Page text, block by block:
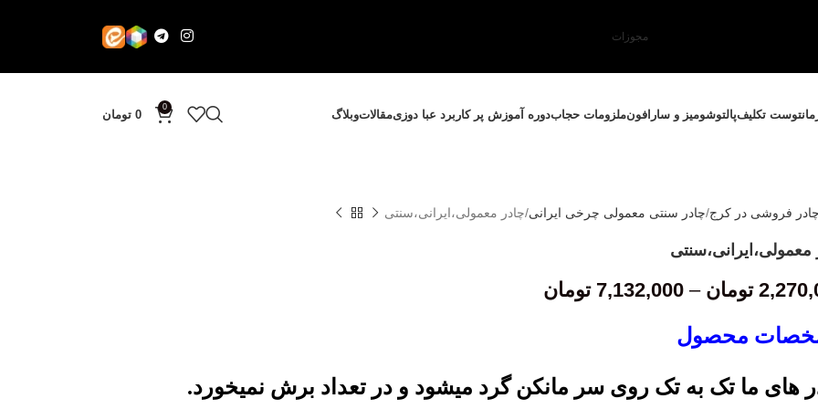
مجوزات
مانتوست تکلیفپالتوشومیز و سارافونملزومات حجابدوره آموزش پر کاربرد عبا دوزیمقالاتوبلاگ
0
0 تومان
چادر فروشی در کرج چادر سنتی معمولی چرخی ایرانی چادر معمولی،ایرانی،سنتی
معمولی،ایرانی،سنتی
تومان –
7,132,000 تومان
محصول
های ما تک به تک روی سر مانکن گرد میشود و در تعداد برش نمیخورد.